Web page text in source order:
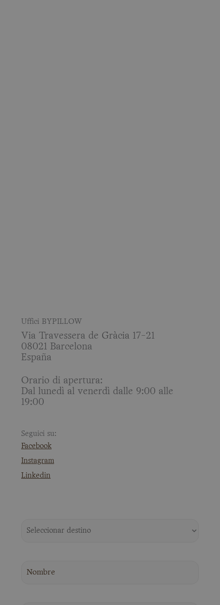
Uffici BYPILLOW
Via Travessera de Gràcia 17-21
08021 Barcelona
España
Orario di apertura:
Dal lunedì al venerdì dalle 9:00 alle
19:00
Seguici su:
Facebook
Instagram
Linkedin